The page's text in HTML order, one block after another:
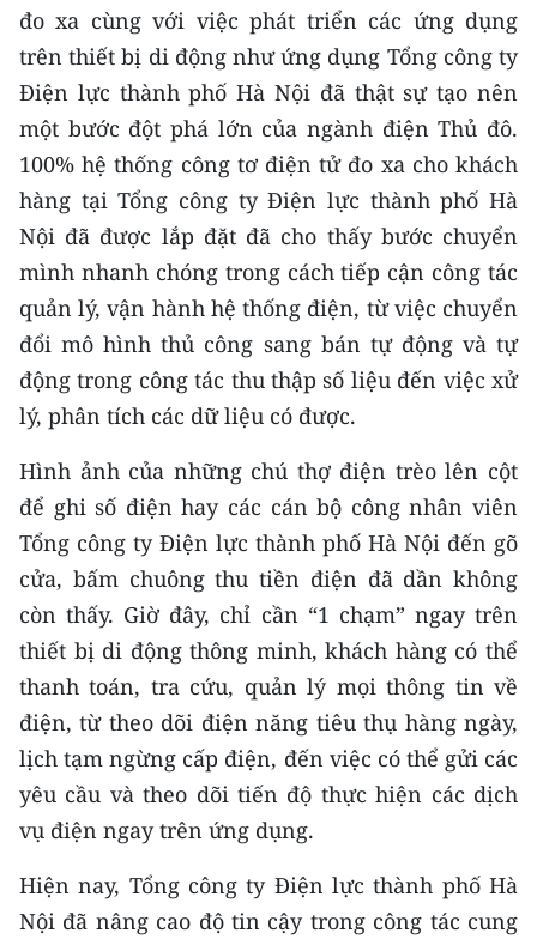
VỀ BÁO NHÂN DÂN
THỜI NAY
NHÂN DÂN CUỐI TUẦN
NHÂN DÂN HẰNG THÁNG
MUA BÁO
ĐỌC BÁO IN
ENGLISH
中文
FRANÇAIS
РУССКИЙ
ESPAÑOL
한국어
đo xa cùng với việc phát triển các ứng dụng
trên thiết bị di động như ứng dụng Tổng công ty
Điện lực thành phố Hà Nội đã thật sự tạo nên
một bước đột phá lớn của ngành điện Thủ đô.
100% hệ thống công tơ điện tử đo xa cho khách
hàng tại Tổng công ty Điện lực thành phố Hà
Nội đã được lắp đặt đã cho thấy bước chuyển
mình nhanh chóng trong cách tiếp cận công tác
quản lý, vận hành hệ thống điện, từ việc chuyển
đổi mô hình thủ công sang bán tự động và tự
động trong công tác thu thập số liệu đến việc xử
lý, phân tích các dữ liệu có được.
Hình ảnh của những chú thợ điện trèo lên cột
để ghi số điện hay các cán bộ công nhân viên
Tổng công ty Điện lực thành phố Hà Nội đến gõ
cửa, bấm chuông thu tiền điện đã dần không
còn thấy. Giờ đây, chỉ cần “1 chạm” ngay trên
thiết bị di động thông minh, khách hàng có thể
thanh toán, tra cứu, quản lý mọi thông tin về
điện, từ theo dõi điện năng tiêu thụ hàng ngày,
lịch tạm ngừng cấp điện, đến việc có thể gửi các
yêu cầu và theo dõi tiến độ thực hiện các dịch
vụ điện ngay trên ứng dụng.
Hiện nay, Tổng công ty Điện lực thành phố Hà
Nội đã nâng cao độ tin cậy trong công tác cung